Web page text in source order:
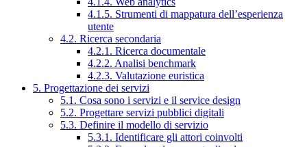
4.1.5. Strumenti di mappatura dell’esperienza
utente
4.2. Ricerca secondaria
4.2.1. Ricerca documentale
4.2.2. Analisi benchmark
4.2.3. Valutazione euristica
5. Progettazione dei servizi
5.1. Cosa sono i servizi e il service design
5.2. Progettare servizi pubblici digitali
5.3. Definire il modello di servizio
5.3.1. Identificare gli attori coinvolti